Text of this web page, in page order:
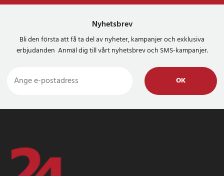
Nyhetsbrev
Bli den första att få ta del av nyheter, kampanjer och exklusiva
erbjudanden Anmäl dig till vårt nyhetsbrev och SMS-kampanjer.
OK